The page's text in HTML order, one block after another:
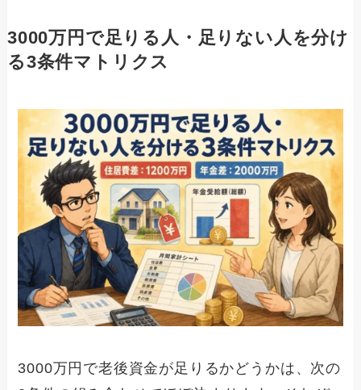
3000万円で足りる人・足りない人を分け
る3条件マトリクス
3000万円で老後資金が足りるかどうかは、次の